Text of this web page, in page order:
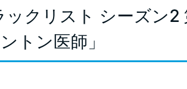
ックリスト シーズン2
トン医師」